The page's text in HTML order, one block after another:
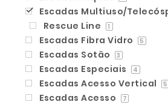
Escadas Multiuso/
Rescue Line 1
Escadas Fibra Vidro 5
Escadas Sotão 3
Escadas Especiais 4
Escadas Acesso Vertical 5
Escadas Acesso 7